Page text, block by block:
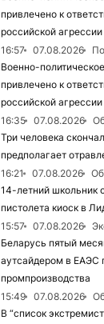
привлечено к
российской
16:57
07.08.2026
Военно-
привлечено к
российской
16:35
07.08.2026
Три человека
предполагает
16:21
07.08.2026
14-летний школьник
пистолета киоск в
15:57
07.08.2026
Беларусь пятый
аутсайдером в ЕАЭС
промпроизводства
15:49
07.08.2026
В “список